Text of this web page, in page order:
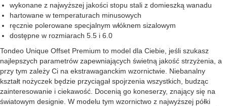
wykonane z najwyższej jakości stopu stali z domieszką wanadu
hartowane w temperaturach minusowych
ręcznie polerowane specjalnym włóknem sizalowym
dostępne w rozmiarach 5.5 i 6.0
Tondeo Unique Offset Premium to model dla Ciebie, jeśli szukasz
najlepszych parametrów zapewniających świetną jakość strzyżenia, a
przy tym zależy Ci na ekstrawaganckim wzornictwie. Niebanalny
kształt nożyczek będzie przyciągał spojrzenia wszystkich, budząc
zainteresowanie i ciekawość. Docenią go koneserzy, znający się na
światowym designie. W modelu tym wzornictwo z najwyższej półki